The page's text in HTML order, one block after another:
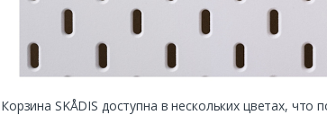
Корзина SKÅDIS доступна в нескольких цветах,